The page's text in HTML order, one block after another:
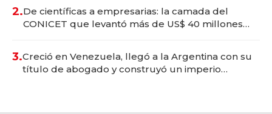
2.De científicas a empresarias: la camada del
CONICET que levantó más de US$ 40 millones
3.Creció en Venezuela, llegó a la Argentina con su
título de abogado y construyó un imperio